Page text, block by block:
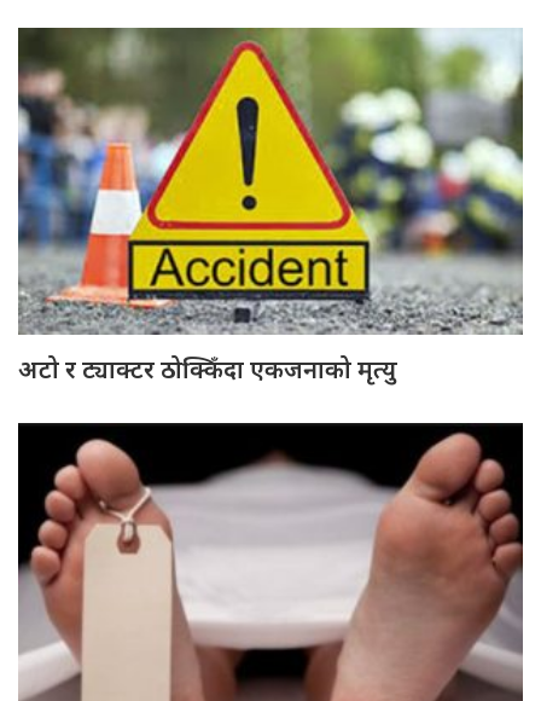
अटो र ट्याक्टर ठोक्किँदा एकजनाको मृत्यु